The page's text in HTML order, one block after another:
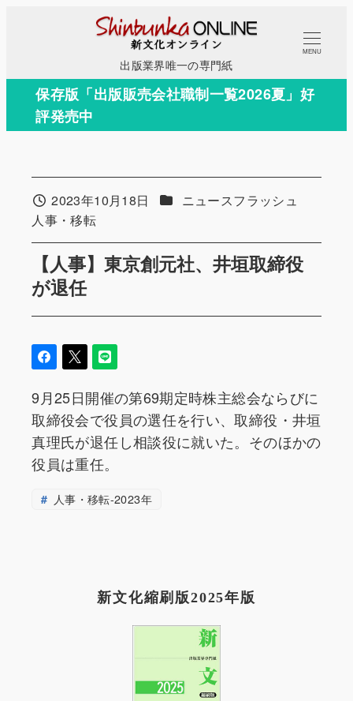
コ
テ
出版業界唯一の専門紙
MENU
保存版「出版販売会社職制一覧2026夏」好
評発売中
【人事】東京創元社、井垣取締役
が退任
投稿日2023年10月18日 カテゴリー
ニュースフラッシュ
カテゴリー
人事・移転
9月25日開催の第69期定時株主総会ならびに
取締役会で役員の選任を行い、取締役・井垣
真理氏が退任し相談役に就いた。そのほかの
役員は重任。
人事・移転-2023年
新文化縮刷版2025年版